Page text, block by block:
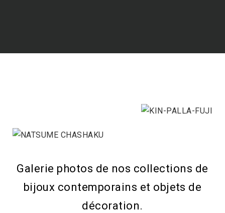
Galerie photos de nos collections de
bijoux contemporains et objets de
décoration.